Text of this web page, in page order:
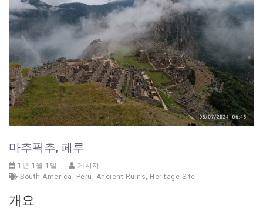
마추픽추, 페루
1년 1월 1일
게시자
South America , Peru , Ancient Ruins, Heritage Site
개요